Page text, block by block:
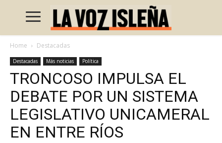
Home Destacadas
Destacadas Más noticias Política
TRONCOSO IMPULSA EL
DEBATE POR UN SISTEMA
LEGISLATIVO UNICAMERAL
EN ENTRE RÍOS